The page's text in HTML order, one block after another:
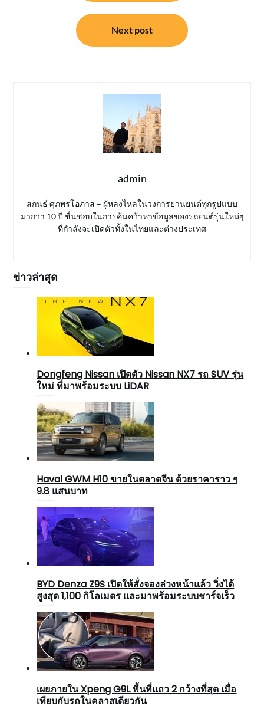
Next post
admin
สกนธ์ ศุภพรโอภาส – ผู้หลงไหลในวงการยานยนต์ทุกรูปแบบ
มากว่า 10 ปี ชื่นชอบในการค้นคว้าหาข้อมูลของรถยนต์รุ่นใหม่ๆ
ที่กำลังจะเปิดตัวทั้งในไทยและต่างประเทศ
ข่าวล่าสุด
Dongfeng Nissan เปิดตัว Nissan NX7 รถ SUV รุ่น
ใหม่ ที่มาพร้อมระบบ LiDAR
Haval GWM H10 ขายในตลาดจีน ด้วยราคาราว ๆ
9.8 แสนบาท
BYD Denza Z9S เปิดให้สั่งจองล่วงหน้าแล้ว วิ่งได้
สูงสุด 1,100 กิโลเมตร และมาพร้อมระบบชาร์จเร็ว
เผยภายใน Xpeng G9L พื้นที่แถว 2 กว้างที่สุด เมื่อ
เทียบกับรถในคลาสเดียวกัน